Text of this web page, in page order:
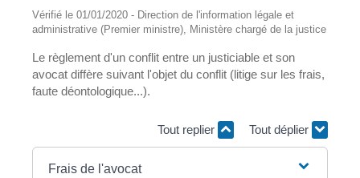
Vérifié le 01/01/2020 - Direction de l'information légale et
administrative (Premier ministre), Ministère chargé de la justice
Le règlement d'un conflit entre un justiciable et son
avocat diffère suivant l'objet du conflit (litige sur les frais,
faute déontologique...).
Tout replier Tout déplier
Frais de l'avocat